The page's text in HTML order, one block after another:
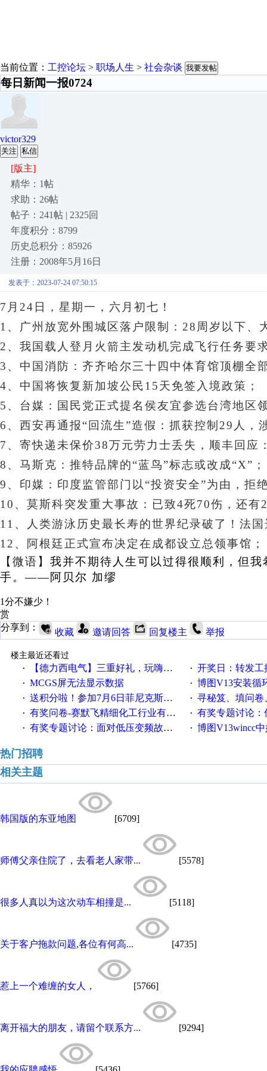
当前位置： 工控论坛 > 职场人生 > 社会杂谈 我要发帖
每日新闻一报0724
victor329
关注 私信
[版主]
精华：1帖
求助：26帖
帖子：241帖 | 2325回
年度积分：8799
历史总积分：85926
注册：2008年5月16日
发表于：2023-07-24 07:50:15
7月24日，星期一 ，六月初七！
1、广州放宽外围城区落户限制：28周岁以下、
2、我国载人登月火箭主发动机完成飞行任务要
3、 中国消防：齐齐哈尔三十四中体育馆顶棚全
4、中国将恢复新加坡公民15天免签入境政策；
5、台媒：国民党正式提名侯友宜参选台湾地区
6、西安再通报“回流生”造假：抓获控制29人，
7、寄快递未保价38万元劳力士丢失，顺丰回应
8、马斯克：推特品牌的“蓝鸟”标志或改成“X”；
9、印媒：印度监管部门以“投资安全”为由，拒
10、莫斯科突发重大事故：已致4死70伤，还
11、人类游泳历史最长寿的世界纪录破了！法
12、 阿根廷正式宣布决定在成都设立总领事馆 ；
【微语】 我并不期待人生可以过得很顺利，但
手。——阿贝尔 加缪
1分不嫌少！
赏
分享到：
收藏 邀请回答 回复楼主 举报
楼主最近还看过
·
【德力西电气】三重好礼，玩嗨夏日！ · 开奖日：转发工控速派
· MCGS屏无法显示数据 · 博图V13安装循环重启
· 送积分啦！参加7月6日菲尼克斯在线研讨会即得 · 寻秘笈、填问卷
· 有奖问卷-赛默飞精细化工行业有奖调查来袭！ · 有奖专题讨论：伺服选择
· 有奖专题讨论：面对低压变频故障，老手是这样解决的！ · 博图V13wincc中如何
热门招聘
相关主题
韩国版的东亚地图 [6709]
师傅父亲住院了，去看老人家带... [5578]
很多人真以为这次动车相撞是... [5118]
关于客户拖款问题,各位有何高... [4735]
惹上一个难缠的女人， [5766]
离开福大的朋友，请留个联系方... [9294]